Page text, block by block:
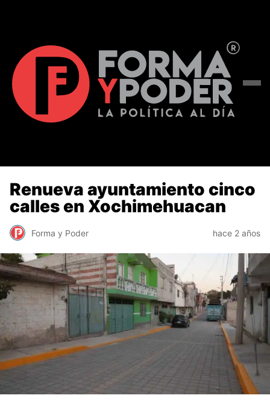
Renueva ayuntamiento cinco
calles en Xochimehuacan
Forma y Poder hace 2 años